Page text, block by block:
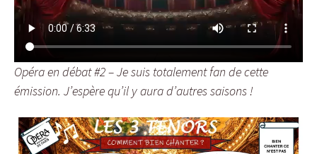
Opéra en débat #2 – Je suis totalement fan de cette
émission. J’espère qu’il y aura d’autres saisons !